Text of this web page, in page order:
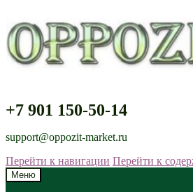
+7 901 150-50-14
support@oppozit-market.ru
Перейти к навигации Перейти к
Меню